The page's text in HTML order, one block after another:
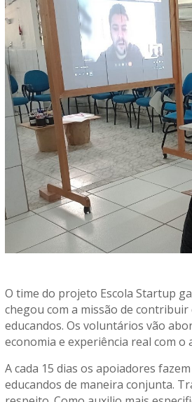
O time do projeto Escola Startup
chegou com a missão de
educandos. Os voluntários vão
economia e experiência real com
A cada 15 dias os apoiadores
educandos de maneira conjunta.